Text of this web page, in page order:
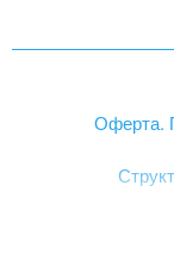
Оферта.